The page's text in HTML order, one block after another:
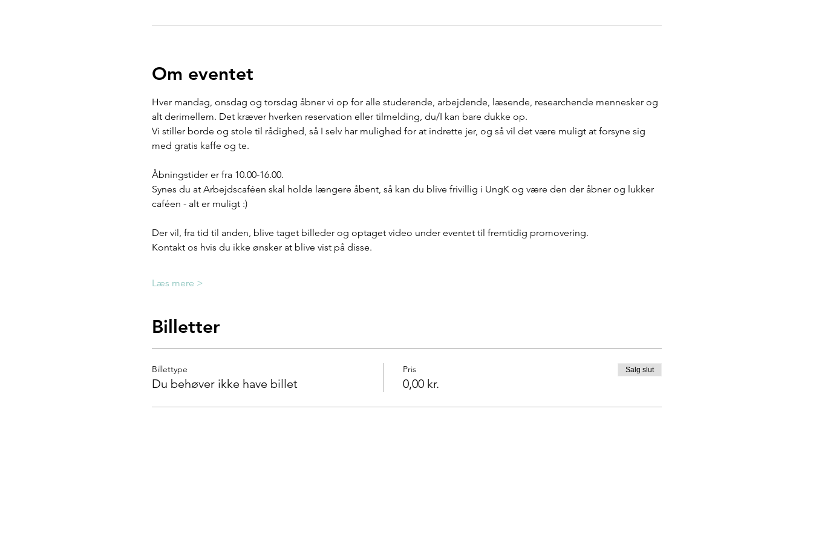
Om eventet
Hver mandag, onsdag og torsdag åbner vi op for alle studerende, arbejdende, læsende, researchende mennesker og
alt derimellem. Det kræver hverken reservation eller tilmelding, du/I kan bare dukke op.
Vi stiller borde og stole til rådighed, så I selv har mulighed for at indrette jer, og så vil det være muligt at forsyne sig
med gratis kaffe og te.
Åbningstider er fra 10.00-16.00.
Synes du at Arbejdscaféen skal holde længere åbent, så kan du blive frivillig i UngK og være den der åbner og lukker
caféen - alt er muligt :)
Der vil, fra tid til anden, blive taget billeder og optaget video under eventet til fremtidig promovering.
Kontakt os hvis du ikke ønsker at blive vist på disse.
Læs mere >
Billetter
Billettype
Du behøver ikke have billet
Pris
0,00 kr.
Salg slut